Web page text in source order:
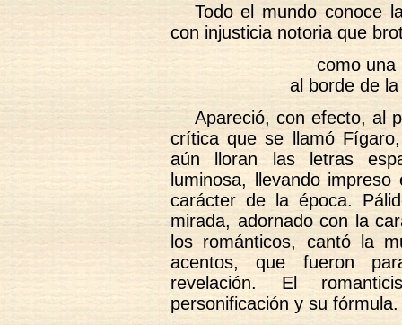
Todo el mundo conoce
con injusticia notoria que
como una
al borde de
Apareció, con efecto, al
crítica que se llamó
aún lloran las letras
luminosa, llevando
carácter de la época.
mirada, adornado con la
los románticos, cantó la
acentos, que fueron
revelación. El
personificación y su